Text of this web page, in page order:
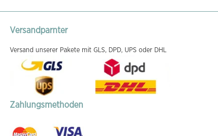
Versandparnter
Versand unserer Pakete mit GLS, DPD, UPS oder DHL
Zahlungsmethoden